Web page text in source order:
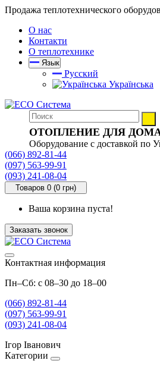
Продажа теплотехнического
О нас
Контакти
О теплотехнике
Язык
Русский
Українська
ОТОПЛЕНИЕ ДЛЯ
Оборудование с доставкой по
(066) 892-81-44
(097) 563-99-91
(093) 241-08-04
Товаров 0 (0 грн)
Ваша корзина пуста!
Заказать звонок
Контактная информация
Пн–Сб: с 08–30 до 18–00
(066) 892-81-44
(097) 563-99-91
(093) 241-08-04
Ігор Іванович
Категории